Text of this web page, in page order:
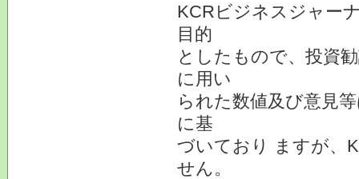
KCRビジネスジャー
目的
としたもので、投資
に用い
られた数値及び意見
に基
づいており ますが、
せん。